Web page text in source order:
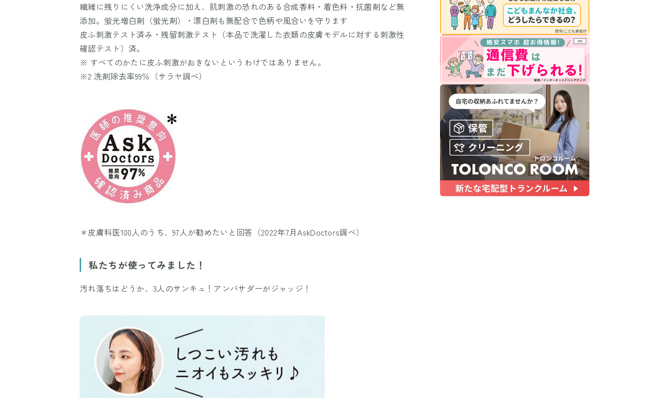
繊維に残りにくい洗浄成分に加え、肌刺激の恐れのある合成香料・着色料・抗菌剤など無
添加。蛍光増白剤（蛍光剤）・漂白剤も無配合で色柄や風合いを守ります
皮ふ刺激テスト済み・残留刺激テスト（本品で洗濯した衣類の皮膚モデルに対する刺激性
確認テスト）済。
※ すべてのかたに皮ふ刺激がおきないというわけではありません。
※2 洗剤除去率99％（サラヤ調べ）
＊皮膚科医100人のうち、97人が勧めたいと回答（2022年7月AskDoctors調べ）
私たちが使ってみました！
汚れ落ちはどうか、3人のサンキュ！アンバサダーがジャッジ！